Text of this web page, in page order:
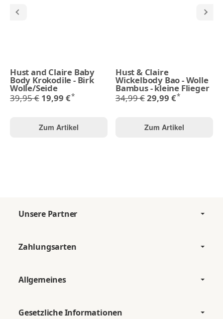
Hust and Claire Baby
Body Krokodile - Birk
Wolle/Seide
39,95 € 19,99 €*
Zum Artikel
Hust & Claire
Wickelbody Bao - Wolle
Bambus - kleine Flieger
34,99 €29,99 €*
Zum Artikel
Unsere Partner
Zahlungsarten
Allgemeines
Gesetzliche Informationen